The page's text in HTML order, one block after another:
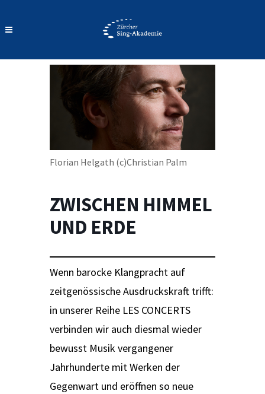
Florian Helgath (c)Christian Palm
ZWISCHEN HIMMEL
UND ERDE
Wenn barocke Klangpracht auf
zeitgenössische Ausdruckskraft trifft:
in unserer Reihe LES CONCERTS
verbinden wir auch diesmal wieder
bewusst Musik vergangener
Jahrhunderte mit Werken der
Gegenwart und eröffnen so neue